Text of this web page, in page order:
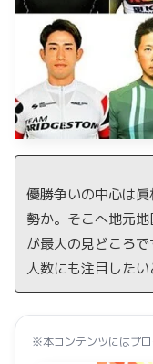
優勝争いの中心は
勢か。そこへ地元
が最大の見どころ
人数にも注目したい
※本コンテンツにはプ